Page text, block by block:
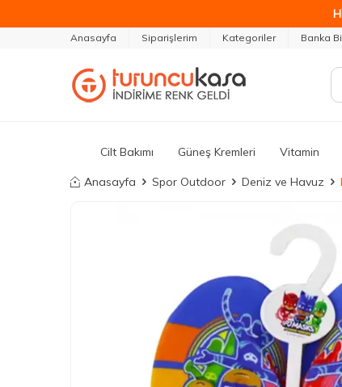
Anasayfa Siparişlerim Kategoriler Banka
Cilt Bakımı Güneş Kremleri Vitamin
Anasayfa Spor Outdoor Deniz ve Havuz